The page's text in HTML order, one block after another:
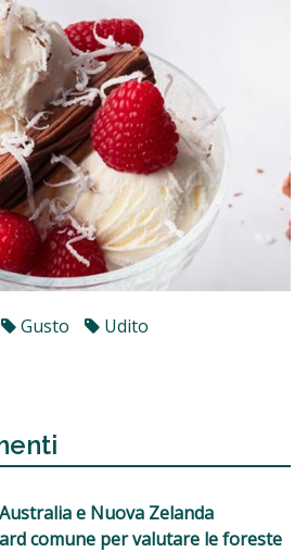
Gusto Udito
e Nuova Zelanda
comune per valutare le foreste